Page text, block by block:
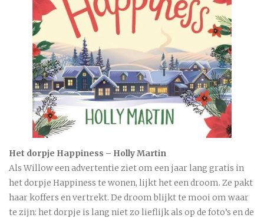
Het dorpje Happiness – Holly Martin
Als Willow een advertentie ziet om een jaar lang gratis in
het dorpje Happiness te wonen, lijkt het een droom. Ze pakt
haar koffers en vertrekt. De droom blijkt te mooi om waar
te zijn: het dorpje is lang niet zo lieflijk als op de foto’s en de